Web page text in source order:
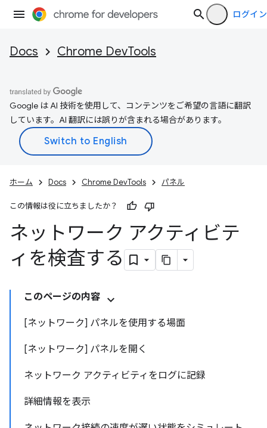
ログイン
Docs Chrome DevTools
Google は AI 技術を使用して、コンテンツをご希望の言語に翻訳
しています。AI 翻訳には誤りが含まれる場合があります。
ホーム Docs Chrome DevTools パネル
この情報は役に立ちましたか？
ネットワーク アクティビテ
ィを検査する
このページの内容
[ネットワーク] パネルを使用する場面
[ネットワーク] パネルを開く
ネットワーク アクティビティをログに記録
詳細情報を表示